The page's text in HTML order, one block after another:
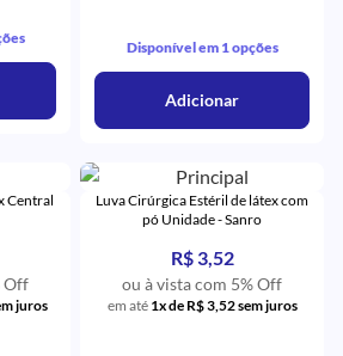
Disponível em 1 opções
Adicionar
Central
Off
juros
Luva Cirúrgica Estéril de látex com
pó Unidade - Sanro
R$ 3,52
ou à vista com 5% Off
em até 1x de R$ 3,52 sem juros